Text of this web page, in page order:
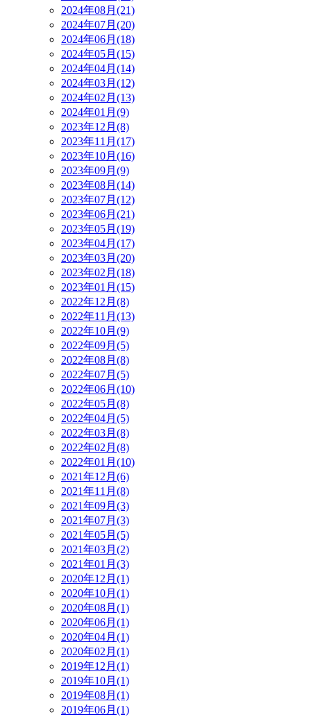
2024年08月(21)
2024年07月(20)
2024年06月(18)
2024年05月(15)
2024年04月(14)
2024年03月(12)
2024年02月(13)
2024年01月(9)
2023年12月(8)
2023年11月(17)
2023年10月(16)
2023年09月(9)
2023年08月(14)
2023年07月(12)
2023年06月(21)
2023年05月(19)
2023年04月(17)
2023年03月(20)
2023年02月(18)
2023年01月(15)
2022年12月(8)
2022年11月(13)
2022年10月(9)
2022年09月(5)
2022年08月(8)
2022年07月(5)
2022年06月(10)
2022年05月(8)
2022年04月(5)
2022年03月(8)
2022年02月(8)
2022年01月(10)
2021年12月(6)
2021年11月(8)
2021年09月(3)
2021年07月(3)
2021年05月(5)
2021年03月(2)
2021年01月(3)
2020年12月(1)
2020年10月(1)
2020年08月(1)
2020年06月(1)
2020年04月(1)
2020年02月(1)
2019年12月(1)
2019年10月(1)
2019年08月(1)
2019年06月(1)